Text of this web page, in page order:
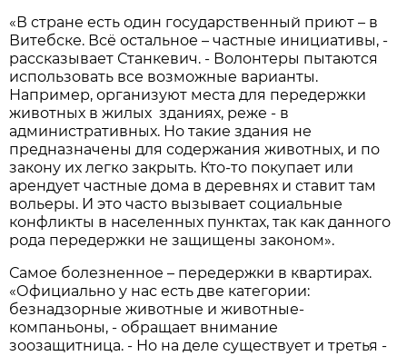
«В стране есть один государственный приют – в
Витебске. Всё остальное – частные инициативы, -
рассказывает Станкевич. - Волонтеры пытаются
использовать все возможные варианты.
Например, организуют места для передержки
животных в жилых зданиях, реже - в
административных. Но такие здания не
предназначены для содержания животных, и по
закону их легко закрыть. Кто-то покупает или
арендует частные дома в деревнях и ставит там
вольеры. И это часто вызывает социальные
конфликты в населенных пунктах, так как данного
рода передержки не защищены законом».
Самое болезненное – передержки в квартирах.
«Официально у нас есть две категории:
безнадзорные животные и животные-
компаньоны, - обращает внимание
зоозащитница. - Но на деле существует и третья -